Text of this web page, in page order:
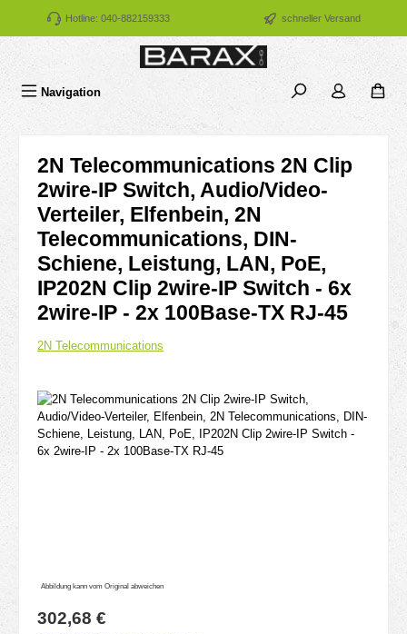
Zum Hauptinhalt springen
Hotline: 040-882159333 schneller Versand
Navigation
2N Telecommunications 2N Clip
2wire-IP Switch, Audio/Video-
Verteiler, Elfenbein, 2N
Telecommunications, DIN-
Schiene, Leistung, LAN, PoE,
IP202N Clip 2wire-IP Switch - 6x
2wire-IP - 2x 100Base-TX RJ-45
2N Telecommunications
Bildergalerie überspringen
Abbildung kann vom Original abweichen
Regulärer Preis:
302,68 €